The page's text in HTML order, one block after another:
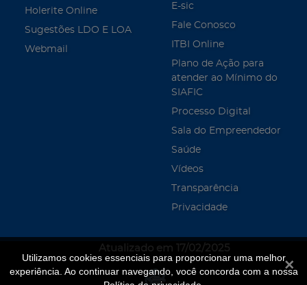
Utilizamos cookies essenciais para proporcionar uma melhor
experiência. Ao continuar navegando, você concorda com a nossa
Holerite Online
Sugestões LDO E LOA
Webmail
E-sic
Fale Conosco
ITBI Online
Plano de Ação para
atender ao Mínimo do
SIAFIC
Processo Digital
Sala do Empreendedor
Saúde
Vídeos
Transparência
Privacidade
Atualizado em 17/02/2025